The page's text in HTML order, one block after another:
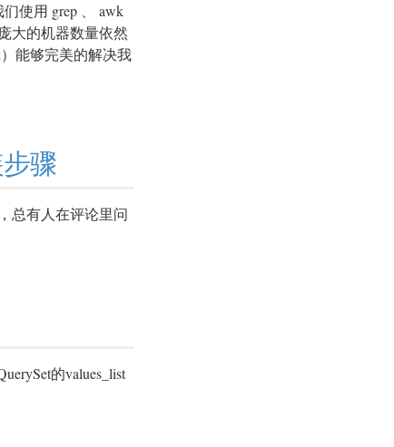
使用 grep 、 awk
大的机器数量依然
能够完美的解决我
骤
总有人在评论里问
的values_list